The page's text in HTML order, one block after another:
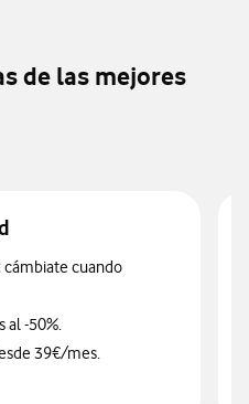
de las mejores
cámbiate cuando
al -50%.
39€/mes.